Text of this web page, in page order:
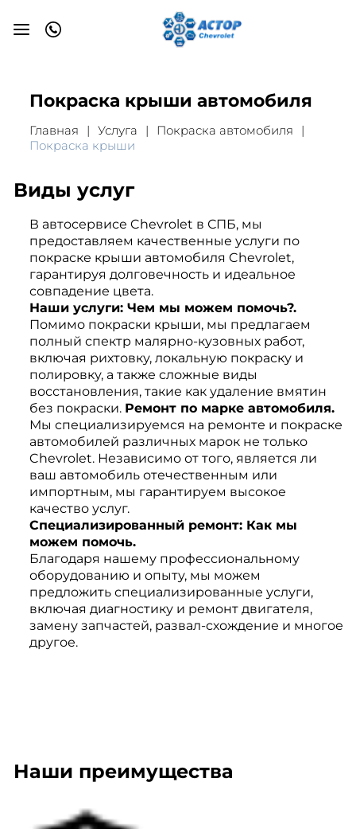
Покраска крыши автомобиля
Главная Услуга
Покраска автомобиля
Покраска крыши
Виды услуг
В автосервисе Chevrolet в СПБ, мы
предоставляем качественные услуги по
покраске крыши автомобиля Chevrolet,
гарантируя долговечность и идеальное
совпадение цвета.
Наши услуги: Чем мы можем помочь?.
Помимо покраски крыши, мы предлагаем
полный спектр малярно-кузовных работ,
включая рихтовку, локальную покраску и
полировку, а также сложные виды
восстановления, такие как удаление вмятин
без покраски. Ремонт по марке автомобиля.
Мы специализируемся на ремонте и покраске
автомобилей различных марок не только
Chevrolet. Независимо от того, является ли
ваш автомобиль отечественным или
импортным, мы гарантируем высокое
качество услуг.
Специализированный ремонт: Как мы
можем помочь.
Благодаря нашему профессиональному
оборудованию и опыту, мы можем
предложить специализированные услуги,
включая диагностику и ремонт двигателя,
замену запчастей, развал-схождение и многое
другое.
Наши преимущества